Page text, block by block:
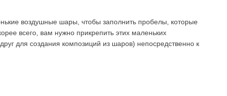
воздушные шары, чтобы заполнить пробелы, которые
всего, вам нужно прикрепить этих маленьких
для создания композиций из шаров) непосредственно к